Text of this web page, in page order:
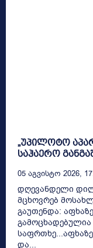
„უპილოტო
საჰაერო
05 Აგვისტო 2026,
დღევანდელი
მცხოვრებ
გაუთენდა:
და...